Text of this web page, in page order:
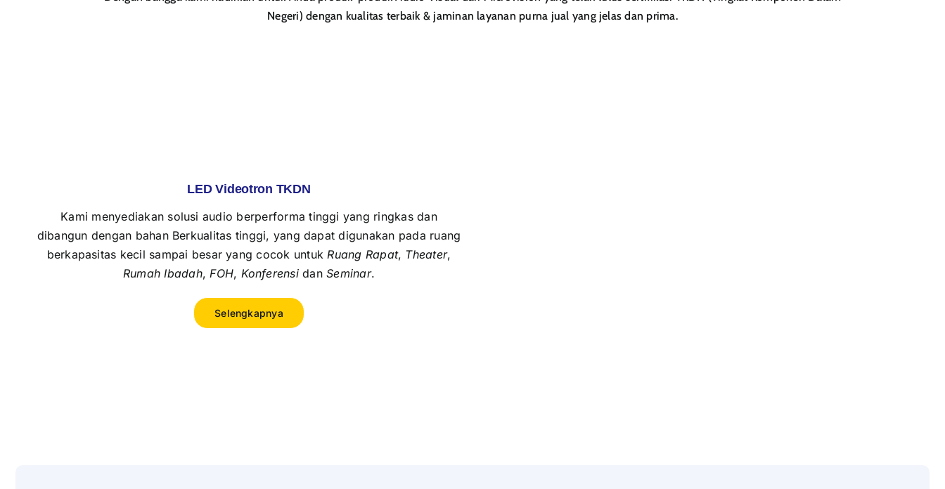
Negeri) dengan kualitas terbaik & jaminan layanan purna jual yang jelas dan prima.
LED Videotron TKDN
Kami menyediakan solusi audio berperforma tinggi yang ringkas dan
dibangun dengan bahan Berkualitas tinggi, yang dapat digunakan pada ruang
berkapasitas kecil sampai besar yang cocok untukRuang Rapat, Theater,
Rumah Ibadah,FOH, KonferensidanSeminar.
Selengkapnya